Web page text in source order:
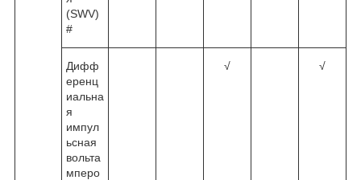
(SWV)
#
Дифф
еренц
иальна
я
импул
ьсная
вольта
мперо
√ √